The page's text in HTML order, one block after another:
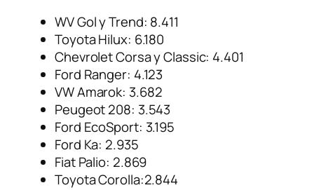
WV Gol y Trend: 8.411
Toyota Hilux: 6.180
Chevrolet Corsa y Classic: 4.401
Ford Ranger: 4.123
VW Amarok: 3.682
Peugeot 208: 3.543
Ford EcoSport: 3.195
Ford Ka: 2.935
Fiat Palio: 2.869
Toyota Corolla:2.844